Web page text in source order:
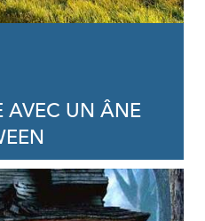
AVEC UN ÂNE